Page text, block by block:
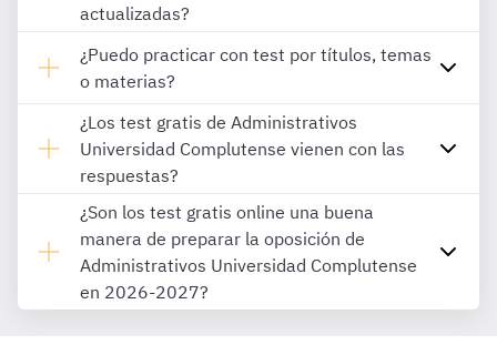
actualizadas?
¿Puedo practicar con test por títulos, temas
o materias?
¿Los test gratis de Administrativos
Universidad Complutense vienen con las
respuestas?
¿Son los test gratis online una buena
manera de preparar la oposición de
Administrativos Universidad Complutense
en 2026-2027?